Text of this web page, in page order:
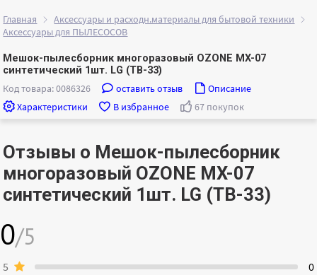
Главная
Аксессуары и расходн.материалы для бытовой техники
Аксессуары для ПЫЛЕСОСОВ
Мешок-пылесборник многоразовый OZONE MX-07
синтетический 1шт. LG (TB-33)
Код товара: 0086326 оставить отзыв
Описание
Характеристики
В избранное 67 покупок
Отзывы о Мешок-пылесборник
многоразовый OZONE MX-07
синтетический 1шт. LG (TB-33)
0/5
5
0